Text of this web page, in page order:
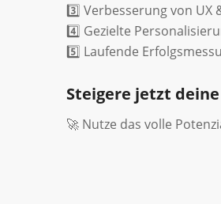
3️⃣ Verbesserung von UX
4️⃣ Gezielte
5️⃣ Laufende
Steigere jetzt
🚀 Nutze das volle